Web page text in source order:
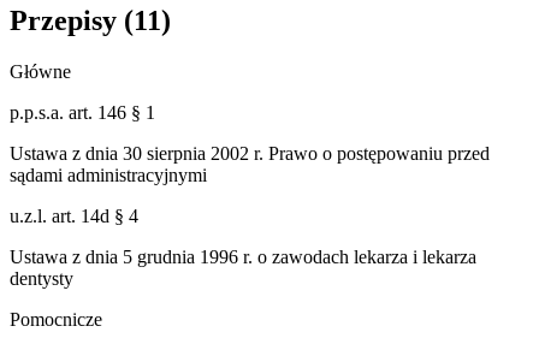
Przepisy (11)
Główne
p.p.s.a. art. 146 § 1
Ustawa z dnia 30 sierpnia 2002 r. Prawo o postępowaniu przed
sądami administracyjnymi
u.z.l. art. 14d § 4
Ustawa z dnia 5 grudnia 1996 r. o zawodach lekarza i lekarza
dentysty
Pomocnicze